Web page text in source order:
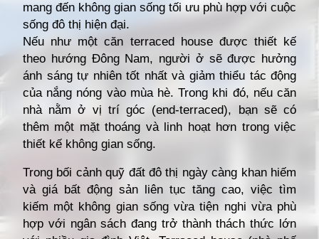
mang đến không gian sống tối ưu phù hợp với cuộc
sống đô thị hiện đại.
Nếu như một căn terraced house được thiết kế
theo hướng Đông Nam, người ở sẽ được hưởng
ánh sáng tự nhiên tốt nhất và giảm thiểu tác động
của nắng nóng vào mùa hè. Trong khi đó, nếu căn
nhà nằm ở vị trí góc (end-terraced), bạn sẽ có
thêm một mặt thoáng và linh hoạt hơn trong việc
thiết kế không gian sống.
Trong bối cảnh quỹ đất đô thị ngày càng khan hiếm
và giá bất động sản liên tục tăng cao, việc tìm
kiếm một không gian sống vừa tiện nghi vừa phù
hợp với ngân sách đang trở thành thách thức lớn